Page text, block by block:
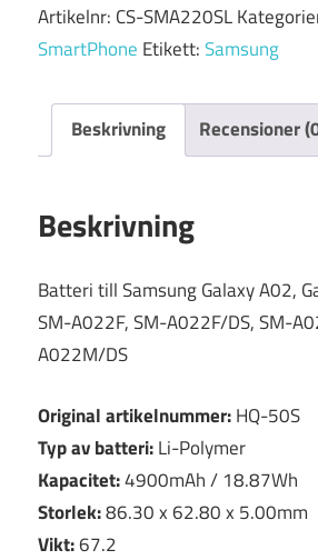
Artikelnr: CS-SMA220SL
SmartPhone Etikett:Samsung
Beskrivning Recensioner
Beskrivning
Batteri till Samsung Galaxy A02,
SM-A022F, SM-A022F/DS, SM-
A022M/DS
Original artikelnummer:HQ-50S
Typ av batteri:Li-Polymer
Kapacitet:4900mAh / 18.87Wh
Storlek:86.30 x 62.80 x 5.00mm
Vikt:67.2